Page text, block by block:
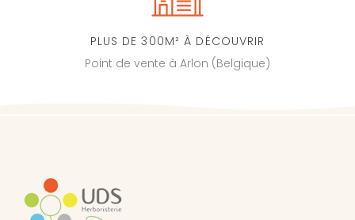
PLUS DE 300M² À DÉCOUVRIR
Point de vente à Arlon (Belgique)